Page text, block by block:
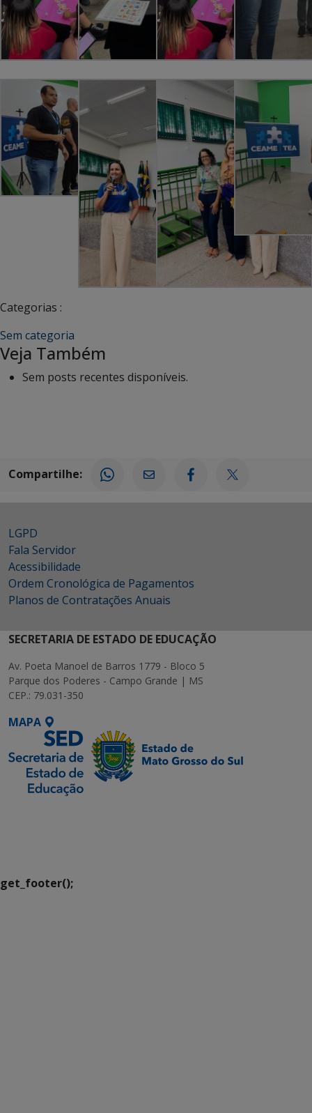
Categorias :
Sem categoria
Veja Também
Sem posts recentes disponíveis.
Compartilhe:
LGPD
Fala Servidor
Acessibilidade
Ordem Cronológica de Pagamentos
Planos de Contratações Anuais
SECRETARIA DE ESTADO DE EDUCAÇÃO
Av. Poeta Manoel de Barros 1779 - Bloco 5
Parque dos Poderes - Campo Grande | MS
CEP.: 79.031-350
MAPA
get_footer();